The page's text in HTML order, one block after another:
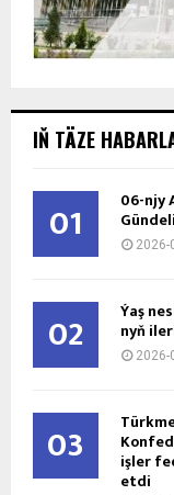
IŇ TÄZE
01 06-njy
2026-
02 Ýaş
nyň
2026-
03 işler
etdi